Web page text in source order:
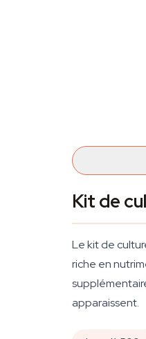
Kit de
Le kit de
riche en
apparaissent.